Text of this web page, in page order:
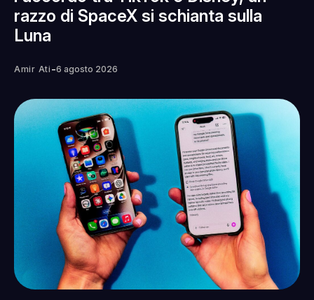
razzo di SpaceX si schianta sulla
Luna
Amir Ati -6 agosto 2026